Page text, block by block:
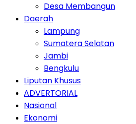
Desa Membangun
Daerah
Lampung
Sumatera Selatan
Jambi
Bengkulu
Liputan Khusus
ADVERTORIAL
Nasional
Ekonomi